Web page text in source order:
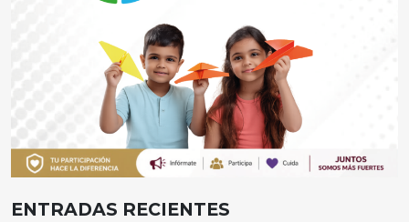
ENTRADAS RECIENTES